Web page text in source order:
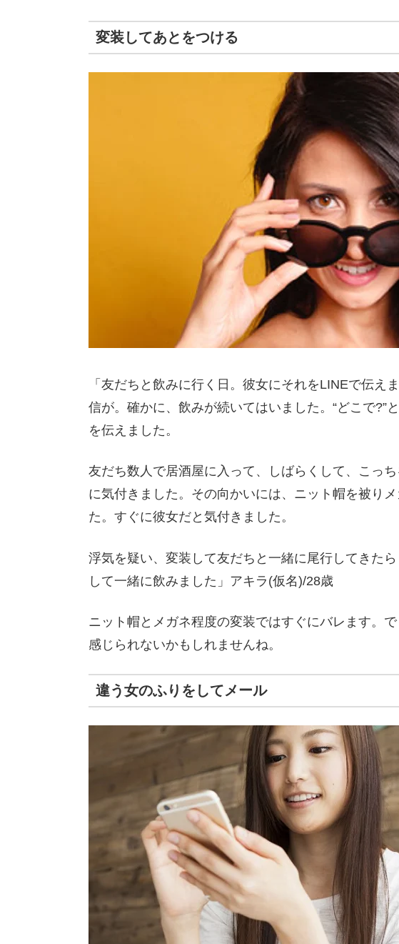
変装してあとをつける
「友だちと飲みに行く日。彼女にそれをLINEで伝え
信が。確かに、飲みが続いてはいました。“どこで?”
を伝えました。
友だち数人で居酒屋に入って、しばらくして、こっ
に気付きました。その向かいには、ニット帽を被り
た。すぐに彼女だと気付きました。
浮気を疑い、変装して友だちと一緒に尾行してきた
して一緒に飲みました」アキラ(仮名)/28歳
ニット帽とメガネ程度の変装ではすぐにバレます。
感じられないかもしれませんね。
違う女のふりをしてメール